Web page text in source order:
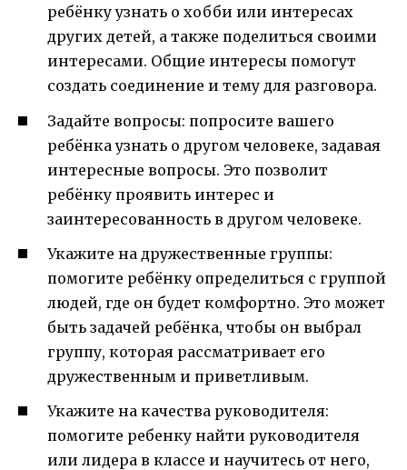
ребёнку узнать о хобби или интересах
других детей, а также поделиться своими
интересами. Общие интересы помогут
создать соединение и тему для разговора.
Задайте вопросы: попросите вашего
ребёнка узнать о другом человеке, задавая
интересные вопросы. Это позволит
ребёнку проявить интерес и
заинтересованность в другом человеке.
Укажите на дружественные группы:
помогите ребёнку определиться с группой
людей, где он будет комфортно. Это может
быть задачей ребёнка, чтобы он выбрал
группу, которая рассматривает его
дружественным и приветливым.
Укажите на качества руководителя:
помогите ребенку найти руководителя
или лидера в классе и научитесь от него,